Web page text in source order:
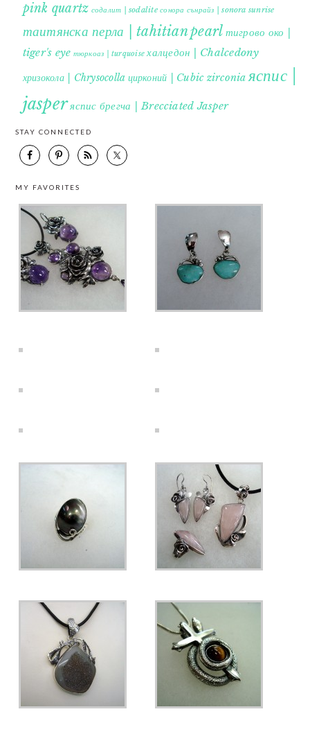
pink quartz содалит | sodalite сонора сънрайз | sonora sunrise
таитянска перла | tahitian pearl тигрово око |
tiger's eye тюркоаз | turquoise халцедон | Chalcedony
хризокола | Chrysocolla цирконий | Cubic zirconia яспис |
jasperяспис брегча | Brecciated Jasper
STAY CONNECTED
MY FAVORITES